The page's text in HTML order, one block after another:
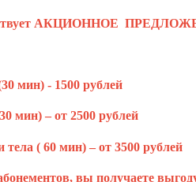
АКЦИОННОЕ
мин) - 1500 рублей
мин) – от 2500 рублей
( 60 мин) – от 3500 рублей
вы получаете